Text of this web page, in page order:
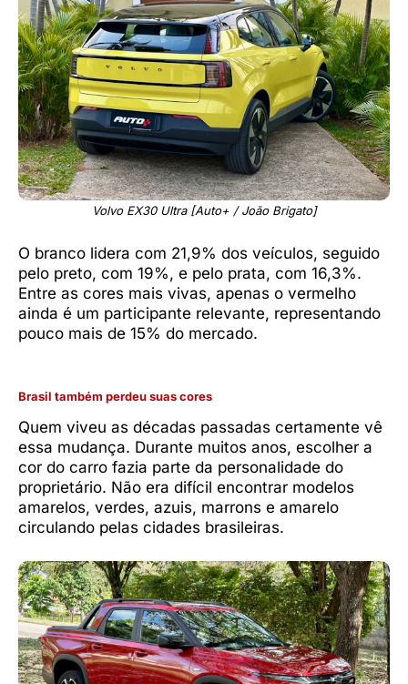
Volvo EX30 Ultra [Auto+ / João Brigato]
O branco lidera com 21,9% dos veículos, seguido
pelo preto, com 19%, e pelo prata, com 16,3%.
Entre as cores mais vivas, apenas o vermelho
ainda é um participante relevante, representando
pouco mais de 15% do mercado.
Brasil também perdeu suas cores
Quem viveu as décadas passadas certamente vê
essa mudança. Durante muitos anos, escolher a
cor do carro fazia parte da personalidade do
proprietário. Não era difícil encontrar modelos
amarelos, verdes, azuis, marrons e amarelo
circulando pelas cidades brasileiras.